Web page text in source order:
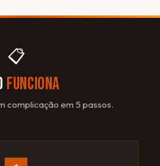
📋
FUNCIONA
complicação em 5 passos.